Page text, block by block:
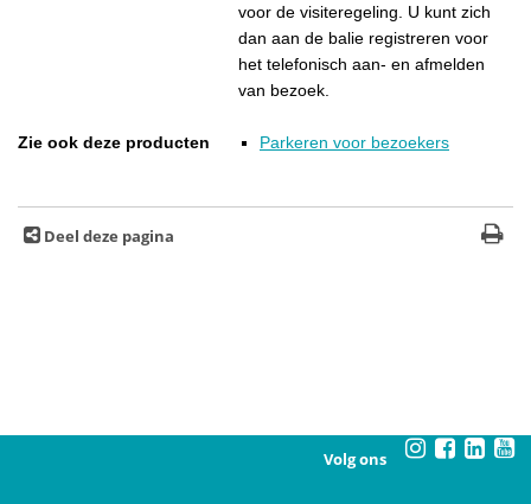
voor de visiteregeling. U kunt zich
dan aan de balie registreren voor
het telefonisch aan- en afmelden
van bezoek.
Zie ook deze producten Parkeren voor bezoekers
Deel deze pagina
Volg ons